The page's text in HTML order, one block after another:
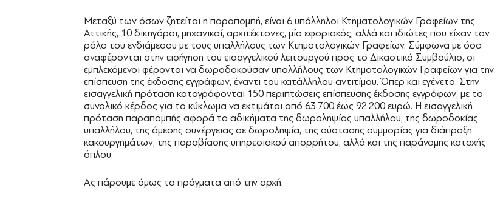
Μεταξύ των όσων ζητείται η παραπομπή, είναι 6 υπάλληλοι Κτηματολογικών Γραφείων της
Αττικής, 10 δικηγόροι, μηχανικοί, αρχιτέκτονες, μία εφοριακός, αλλά και ιδιώτες που είχαν τον
ρόλο του ενδιάμεσου με τους υπαλλήλους των Κτηματολογικών Γραφείων. Σύμφωνα με όσα
αναφέρονται στην εισήγηση του εισαγγελικού λειτουργού προς το Δικαστικό Συμβούλιο, οι
εμπλεκόμενοι φέρονται να δωροδοκούσαν υπαλλήλους των Κτηματολογικών Γραφείων για την
επίσπευση της έκδοσης εγγράφων, έναντι του κατάλληλου αντιτίμου. Όπερ και εγένετο. Στην
εισαγγελική πρόταση καταγράφονται 150 περιπτώσεις επίσπευσης έκδοσης εγγράφων, με το
συνολικό κέρδος για το κύκλωμα να εκτιμάται από 63.700 έως 92.200 ευρώ. Η εισαγγελική
πρόταση παραπομπής αφορά τα αδικήματα της δωροληψίας υπαλλήλου, της δωροδοκίας
υπαλλήλου, της άμεσης συνέργειας σε δωροληψία, της σύστασης συμμορίας για διάπραξη
κακουργημάτων, της παραβίασης υπηρεσιακού απορρήτου, αλλά και της παράνομης κατοχής
όπλου.
Ας πάρουμε όμως τα πράγματα από την αρχή.